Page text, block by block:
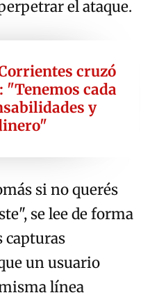
el ataque.
cruzó
cada
y
si no querés
se lee de forma
capturas
un usuario
línea